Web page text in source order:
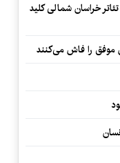
خراسان شمالی کلید
موفق را فاش می‌کنند